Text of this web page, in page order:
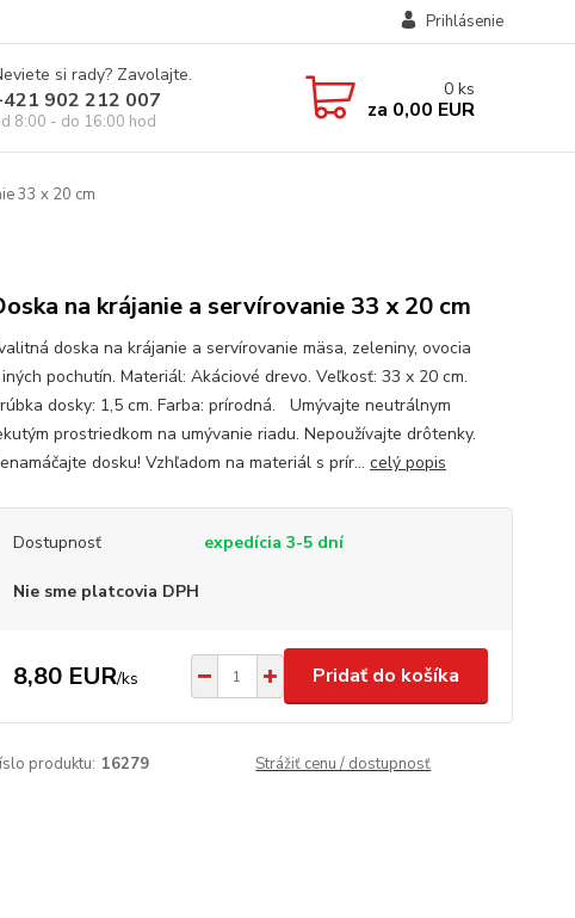
Prihlásenie
si rady? Zavolajte.
902 212 007
8:00 - do 16:00 hod
0 ks
za 0,00 EUR
33 x 20 cm
na krájanie a servírovanie 33 x 20 cm
doska na krájanie a servírovanie mäsa, zeleniny, ovocia
pochutín. Materiál: Akáciové drevo. Veľkosť: 33 x 20 cm.
dosky: 1,5 cm. Farba: prírodná. Umývajte neutrálnym
prostriedkom na umývanie riadu. Nepoužívajte drôtenky.
dosku! Vzhľadom na materiál s prír... celý popis
Dostupnosť expedícia 3-5 dní
Nie sme platcovia DPH
8,80 EUR/ks Pridať do košíka
produktu: 16279 Strážiť cenu / dostupnosť